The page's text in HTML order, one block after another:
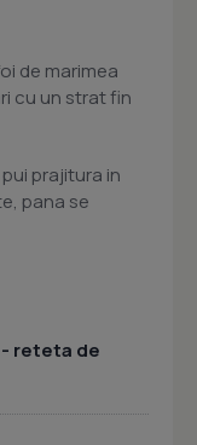
de marimea
cu un strat fin
prajitura in
pana se
reteta de